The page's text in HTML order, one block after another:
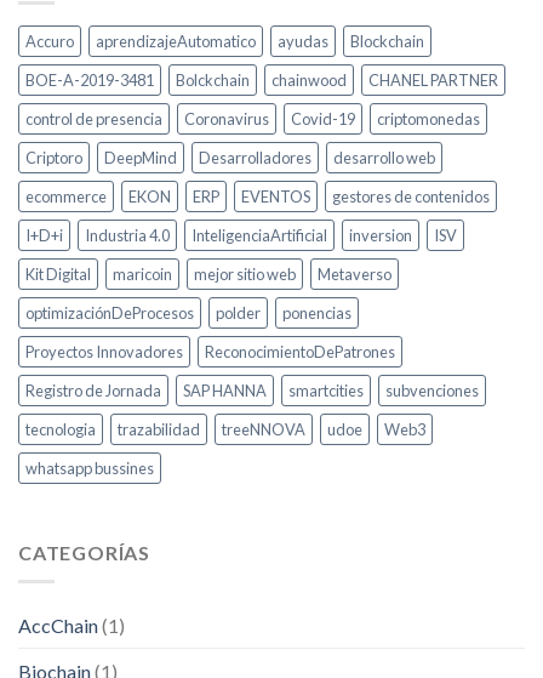
Accuro aprendizajeAutomatico ayudas
Blockchain
BOE-A-2019-3481
Bolckchain chainwood
CHANEL PARTNER
control de presencia
Coronavirus Covid-19
criptomonedas
Criptoro
DeepMind Desarrolladores
desarrollo web
ecommerce
EKON ERP EVENTOS
gestores de contenidos
I+D+i
Industria 4.0 InteligenciaArtificial inversion
ISV
Kit Digital
maricoin mejor sitio web
Metaverso
optimizaciónDeProcesos
polder
ponencias
Proyectos Innovadores
ReconocimientoDePatrones
Registro de Jornada
SAP HANNA smartcities
subvenciones
tecnologia
trazabilidad treeNNOVA udoe
Web3
whatsapp bussines
CATEGORÍAS
AccChain(1)
Biochain(1)